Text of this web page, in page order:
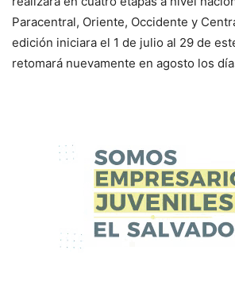
Paracentral, Oriente, Occidente y
edición iniciara el 1 de julio al 29 de
retomará nuevamente en agosto los